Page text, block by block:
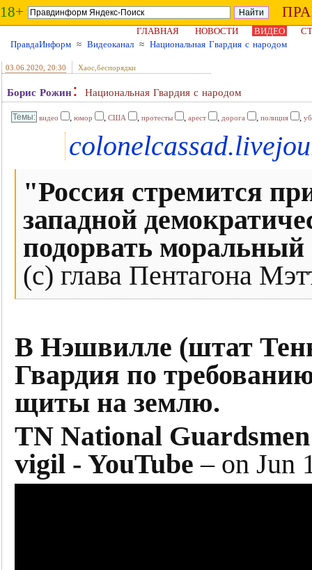
18+
ГЛАВНАЯ НОВОСТИ ВИДЕО
ПравдаИнформ ≈ Видеоканал ≈ Национальная Гвардия с народом
03.06.2020 , 20:30 Хаос,беспорядки
Борис Рожин: Национальная Гвардия с народом
видео , юмор , США , протесты , арест , дорога , полиция ,
"Россия стремится
западной
подорвать
(с) глава Пентагона
В Нэшвилле (штат
Гвардия по
щиты на землю.
TN National
vigil - YouTube – on Jun